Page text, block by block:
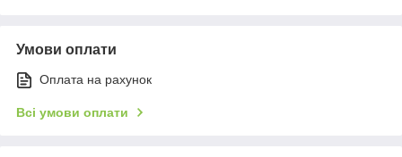
Умови оплати
Оплата на рахунок
Всі умови оплати